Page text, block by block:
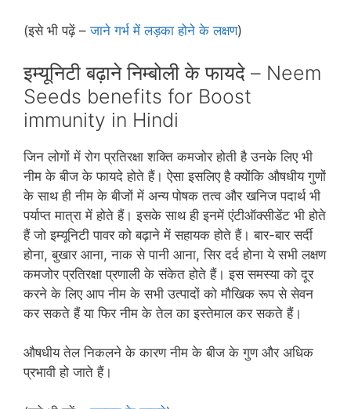
(इसे भी पढ़ें –जाने गर्भ में लड़का होने के लक्षण)
इम्यूनिटी बढ़ाने निम्‍बोली के फायदे – Neem
Seeds benefits for Boost
immunity in Hindi
जिन लोगों में रोग प्रतिरक्षा शक्ति कमजोर होती है उनके लिए भी
नीम के बीज के फायदे होते हैं। ऐसा इसलिए है क्‍योंकि औषधीय गुणों
के साथ ही नीम के बीजों में अन्‍य पोषक तत्‍व और खनिज पदार्थ भी
पर्याप्‍त मात्रा में होते हैं। इसके साथ ही इनमें एंटीऑक्‍सीडेंट भी होते
हैं जो इम्‍यूनिटी पावर को बढ़ाने में सहायक होते हैं। बार-बार सर्दी
होना, बुखार आना, नाक से पानी आना, सिर दर्द होना ये सभी लक्षण
कमजोर प्रतिरक्षा प्रणाली के संकेत होते हैं। इस समस्‍या को दूर
करने के लिए आप नीम के सभी उत्‍पादों को मौखिक रूप से सेवन
कर सकते हैं या फिर नीम के तेल का इस्‍तेमाल कर सकते हैं।
औषधीय तेल निकलने के कारण नीम के बीज के गुण और अधिक
प्रभावी हो जाते हैं।